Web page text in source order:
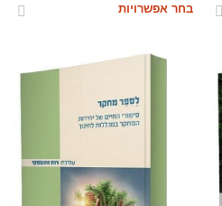
בחר אפשרויות